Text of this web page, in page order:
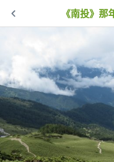
《南投》